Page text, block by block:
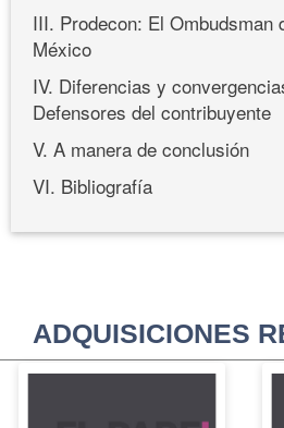
III. Prodecon: El Ombudsman
México
IV. Diferencias y
Defensores del contribuyente
V. A manera de conclusión
VI. Bibliografía
ADQUISICIONES